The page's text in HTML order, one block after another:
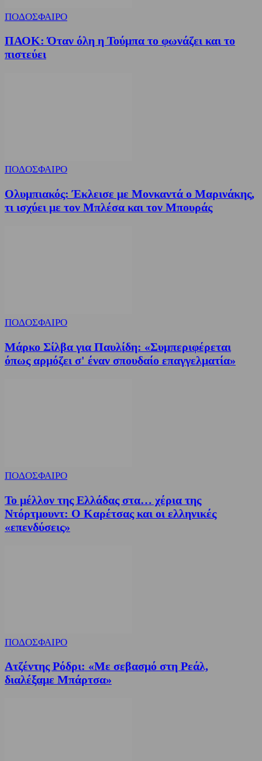
ΠΟΔΟΣΦΑΙΡΟ
ΠΑΟΚ: Όταν όλη η Τούμπα το φωνάζει και το
πιστεύει
ΠΟΔΟΣΦΑΙΡΟ
Ολυμπιακός: Έκλεισε με Μονκαντά ο Μαρινάκης,
τι ισχύει με τον Μπλέσα και τον Μπουράς
ΠΟΔΟΣΦΑΙΡΟ
Μάρκο Σίλβα για Παυλίδη: «Συμπεριφέρεται
όπως αρμόζει σ' έναν σπουδαίο επαγγελματία»
ΠΟΔΟΣΦΑΙΡΟ
Το μέλλον της Ελλάδας στα… χέρια της
Ντόρτμουντ: Ο Καρέτσας και οι ελληνικές
«επενδύσεις»
ΠΟΔΟΣΦΑΙΡΟ
Ατζέντης Ρόδρι: «Με σεβασμό στη Ρεάλ,
διαλέξαμε Μπάρτσα»